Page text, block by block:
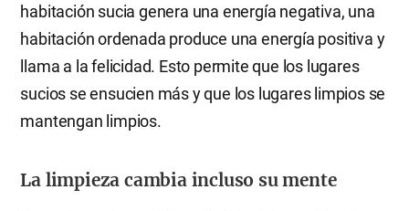
habitación sucia genera una energía negativa, una
habitación ordenada produce una energía positiva y
llama a la felicidad. Esto permite que los lugares
sucios se ensucien más y que los lugares limpios se
mantengan limpios.
La limpieza cambia incluso su mente